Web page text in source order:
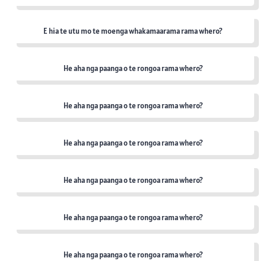
E hia te utu mo te moenga whakamaarama rama whero?
He aha nga paanga o te rongoa rama whero?
He aha nga paanga o te rongoa rama whero?
He aha nga paanga o te rongoa rama whero?
He aha nga paanga o te rongoa rama whero?
He aha nga paanga o te rongoa rama whero?
He aha nga paanga o te rongoa rama whero?